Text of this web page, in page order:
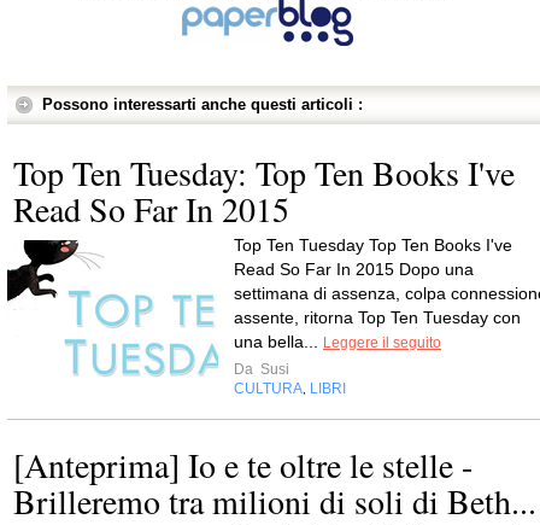
Possono interessarti anche questi articoli :
Top Ten Tuesday: Top Ten Books I've
Read So Far In 2015
Top Ten Tuesday Top Ten Books I've
Read So Far In 2015 Dopo una
settimana di assenza, colpa
assente, ritorna Top Ten Tuesday con
una bella...
Leggere il seguito
Da Susi
CULTURA LIBRI
[Anteprima] Io e te oltre le stelle -
Brilleremo tra milioni di soli di Beth...